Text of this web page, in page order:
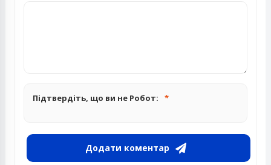
Підтвердіть, що ви не Робот:
Додати коментар